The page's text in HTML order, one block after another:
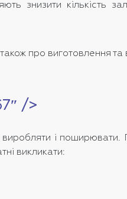
знизити кількість
про виготовлення та
/>
і поширювати.
викликати: